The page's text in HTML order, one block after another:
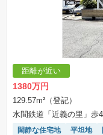
ことを条件として売買される土地
協議するため、土地購入者が自己
交渉期間が設定され、その期間内
します。なお、この期間は概ね3
負契約が成立しない場合、土地売
手付金など）は名目のいかんに関
※課税対象物件の「価格」や「費
※「本体価格」とは、課税対象物
合計額を指します。
表示されておりません。
※取引にかかる費用：物件の契約
不動産会社によって表記有無が異
いたします。
場合があります。
距離が近い
1380万円
129.57m²（登記）
水間鉄道「近義の里」歩
閑静な住宅地 平坦地